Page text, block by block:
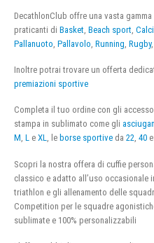
DecathlonClub offre una vasta
praticanti di Basket Beach sport
Pallanuoto Pallavolo Running Rugby,
Inoltre potrai trovare un offerta
premiazioni sportive
Completa il tuo ordine con gli
stampa in sublimato come gli
M, L e XL, le borse sportive da 22, 40 e
Scopri la nostra offera di cuffie
classico e adatto all’uso occasionale
triathlon e gli allenamento delle
Competition per le squadre
sublimate e 100% personalizzabili